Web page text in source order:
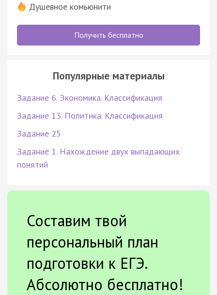
Душевное комьюнити
Получить бесплатно
Популярные материалы
Задание 6. Экономика. Классификация
Задание 13. Политика. Классификация
Задание 25
Задание 1. Нахождение двух выпадающих
понятий
Составим твой
персональный план
подготовки к ЕГЭ.
Абсолютно бесплатно!